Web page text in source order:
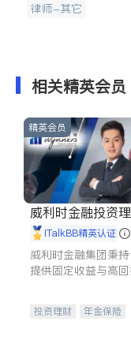
律师-其它
相关精英会员
精英会员
威利时金融投资
iTalkBB精英认证
威利时金融集团秉持
提供固定收益与高
合，助力客户实现目
投资理财
年金保险